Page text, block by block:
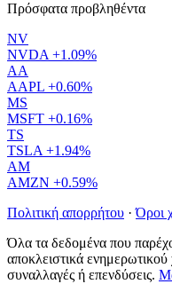
Πρόσφατα προβληθέντα
NV
NVDA +1.09%
AA
AAPL +0.60%
MS
MSFT +0.16%
TS
TSLA +1.94%
AM
AMZN +0.59%
Πολιτική απορρήτου · Όροι
Όλα τα δεδομένα που
αποκλειστικά ενημερωτικού
συναλλαγές ή επενδύσεις.